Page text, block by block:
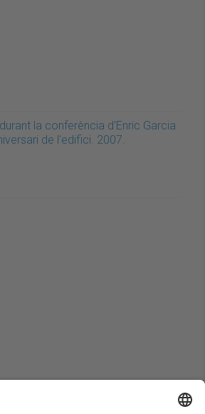
la conferència d'Enric Garcia
de l'edifici. 2007.